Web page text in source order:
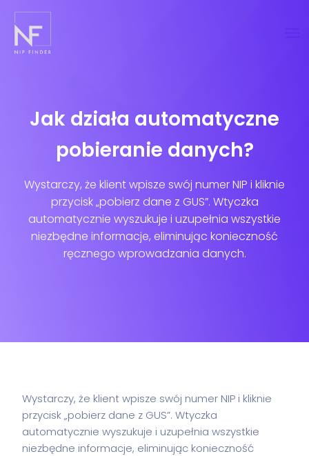
Jak działa automatyczne
pobieranie danych?
Wystarczy, że klient wpisze swój numer NIP i kliknie
przycisk „pobierz dane z GUS”. Wtyczka
automatycznie wyszukuje i uzupełnia wszystkie
niezbędne informacje, eliminując konieczność
ręcznego wprowadzania danych.
Wystarczy, że klient wpisze swój numer NIP i kliknie
przycisk „pobierz dane z GUS”. Wtyczka
automatycznie wyszukuje i uzupełnia wszystkie
niezbędne informacje, eliminując konieczność